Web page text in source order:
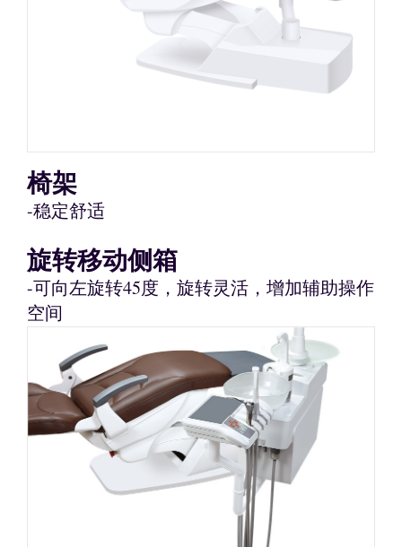
椅架
-稳定舒适
旋转移动侧箱
-可向左旋转45度，旋转灵活，增加辅助操作
空间